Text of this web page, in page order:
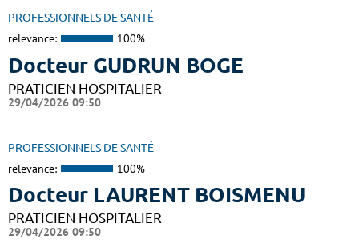
PROFESSIONNELS DE SANTÉ
relevance: 100%
Docteur GUDRUN BOGE
PRATICIEN HOSPITALIER
29/04/2026 09:50
PROFESSIONNELS DE SANTÉ
relevance: 100%
Docteur LAURENT BOISMENU
PRATICIEN HOSPITALIER
29/04/2026 09:50